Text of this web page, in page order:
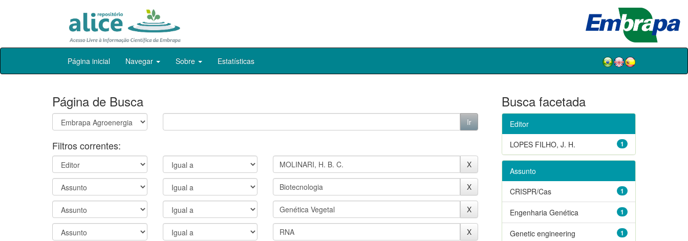
Skip
Página inicial Navegar Sobre Estatísticas
Página de Busca
Filtros correntes:
Busca facetada
Editor
1
LOPES FILHO, J. H.
Assunto
1
CRISPR/Cas
1
Engenharia Genética
1
Genetic engineering